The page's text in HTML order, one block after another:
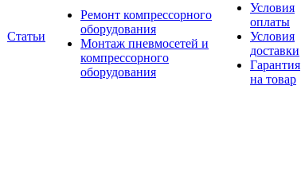
Статьи
Ремонт компрессорного
оборудования
Монтаж пневмосетей и
компрессорного
оборудования
Условия
оплаты
Условия
доставки
Гарантия
на товар